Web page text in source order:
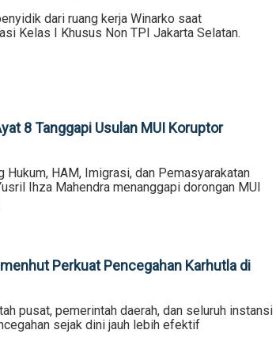
dari ruang kerja Winarko saat
Kelas I Khusus Non TPI Jakarta Selatan.
8 Tanggapi Usulan MUI Koruptor
Hukum, HAM, Imigrasi, dan Pemasyarakatan
Ihza Mahendra menanggapi dorongan MUI
Perkuat Pencegahan Karhutla di
pusat, pemerintah daerah, dan seluruh instansi
sejak dini jauh lebih efektif